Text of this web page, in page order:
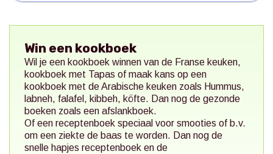
Win een kookboek
Wil je een kookboek winnen van de Franse keuken,
kookboek met Tapas of maak kans op een
kookboek met de Arabische keuken zoals Hummus,
labneh, falafel, kibbeh, köfte. Dan nog de gezonde
boeken zoals een afslankboek.
Of een receptenboek speciaal voor smooties of b.v.
om een ziekte de baas te worden. Dan nog de
snelle hapjes receptenboek en de